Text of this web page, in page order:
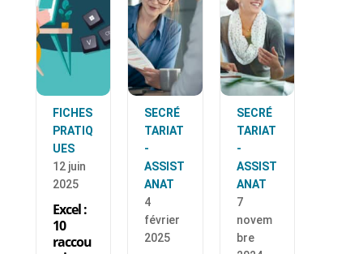
FICHES
PRATIQ
UES
12 juin
2025
Excel :
10
raccou
SECRÉ
TARIAT
-
ASSIST
ANAT
4
février
2025
SECRÉ
TARIAT
-
ASSIST
ANAT
7
novem
bre